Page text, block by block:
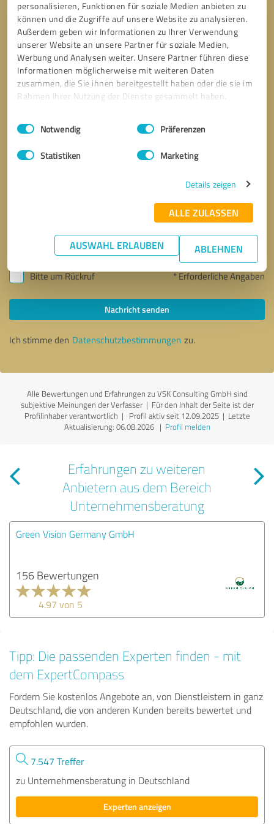
personalisieren, Funktionen für soziale Medien anbieten zu
können und die Zugriffe auf unsere Website zu analysieren.
Außerdem geben wir Informationen zu Ihrer Verwendung
unserer Website an unsere Partner für soziale Medien,
Werbung und Analysen weiter. Unsere Partner führen diese
Informationen möglicherweise mit weiteren Daten
zusammen, die Sie ihnen bereitgestellt haben oder die sie im
Rahmen Ihrer Nutzung der Dienste gesammelt haben.
Impressum Datenschutzbestimmungen
Einwilligungsauswahl
Notwendig Präferenzen
Statistiken Marketing
Details zeigen
ALLE ZULASSEN
AUSWAHL ERLAUBEN ABLEHNEN
Bitte um Rückruf * Erforderliche Angaben
Nachricht senden
Ich stimme den Datenschutzbestimmungen zu.
Alle Bewertungen und Erfahrungen zu VSK Consulting GmbH sind
subjektive Meinungen der Verfasser | Für den Inhalt der Seite ist der
Profilinhaber verantwortlich | Profil aktiv seit 12.09.2025 | Letzte
Aktualisierung: 06.08.2026| Profil melden
Erfahrungen zu weiteren
Anbietern aus dem Bereich
Unternehmensberatung
Green Vision Germany GmbH
156 Bewertungen
4.97 von 5
Tipp: Die passenden Experten finden - mit
dem ExpertCompass
Fordern Sie kostenlos Angebote an, von Dienstleistern in ganz
Deutschland, die von anderen Kunden bereits bewertet und
empfohlen wurden.
7.547 Treffer
zu Unternehmensberatung in Deutschland
Experten anzeigen